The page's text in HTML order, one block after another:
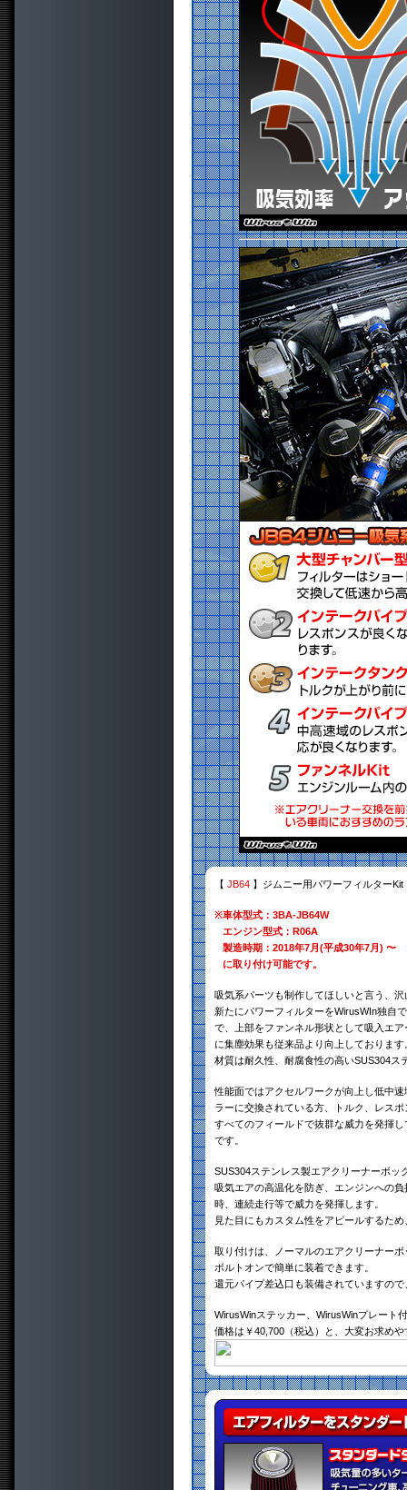
【 JB64 】ジムニー用パワーフィルター
※車体型式：3BA-JB64W
エンジン型式：R06A
製造時期：2018年7月(平成30年7月) 〜
に取り付け可能です。
吸気系パーツも制作してほしいと言う、
新たにパワーフィルターをWirusWIn独自
で、上部をファンネル形状として吸入エ
に集塵効果も従来品より向上しております
材質は耐久性、耐腐食性の高いSUS304ス
性能面ではアクセルワークが向上し低中
ラーに交換されている方、トルク、レス
すべてのフィールドで抜群な威力を発揮
です。
SUS304ステンレス製エアクリーナーボッ
吸気エアの高温化を防ぎ、エンジンへの
時、連続走行等で威力を発揮します。
見た目にもカスタム性をアピールするた
取り付けは、ノーマルのエアクリーナー
ボルトオンで簡単に装着できます。
還元パイプ差込口も装備されていますの
WirusWinステッカー、WirusWinプレート
価格は￥40,700（税込）と、大変お求め